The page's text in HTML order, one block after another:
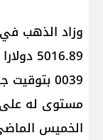
0039
الخميس